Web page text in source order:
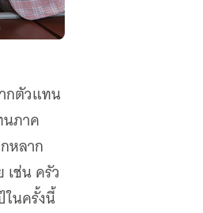
กตัวแทน
ภาค
หลาก
ช่น ครัว
นครั้งนี้